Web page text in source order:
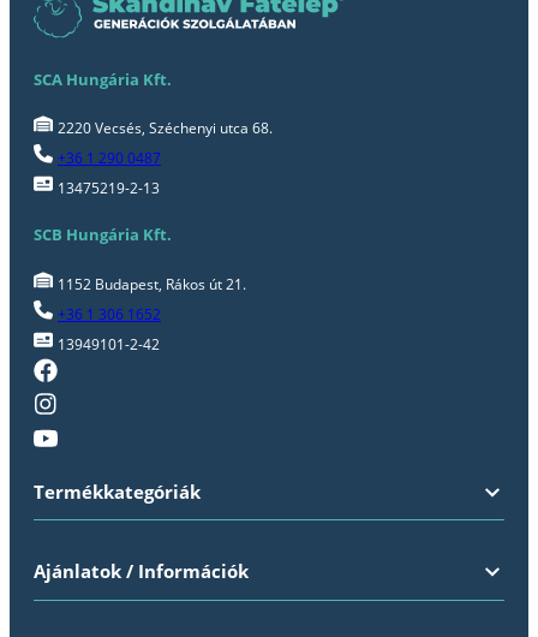
SCA Hungária Kft.
2220 Vecsés, Széchenyi utca 68.
+36 1 290 0487
13475219-2-13
SCB Hungária Kft.
1152 Budapest, Rákos út 21.
+36 1 306 1652
13949101-2-42
Termékkategóriák
Ajánlatok / Információk